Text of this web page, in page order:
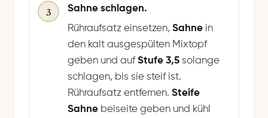
3
Sahne schlagen.
Rühraufsatz einsetzen, Sahne in
den kalt ausgespülten Mixtopf
geben und aufStufe 3,5 solange
schlagen, bis sie steif ist.
Rühraufsatz entfernen. Steife
Sahne beiseite geben und kühl